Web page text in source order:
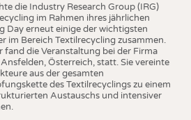
die Industry Research Group (IRG)
im Rahmen ihres jährlichen
Day erneut einige der wichtigsten
im Bereich Textilrecycling zusammen.
fand die Veranstaltung bei der Firma
Österreich, statt. Sie vereinte
aus der gesamten
des Textilrecyclings zu einem
Austauschs und intensiver